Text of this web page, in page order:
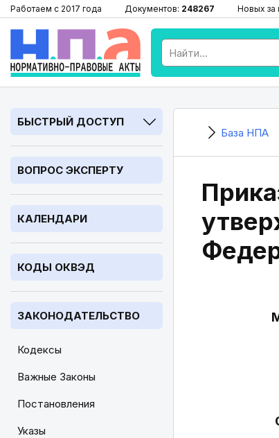
Работаем с 2017 года Документов: 248267 Новых за
БЫСТРЫЙ ДОСТУП
ВОПРОС ЭКСПЕРТУ
КАЛЕНДАРИ
КОДЫ ОКВЭД
ЗАКОНОДАТЕЛЬСТВО
Кодексы
Важные Законы
Постановления
Указы
База НПА